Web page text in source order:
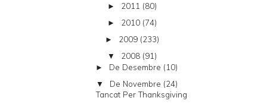
► 2011 (80)
► 2010 (74)
► 2009 (233)
▼ 2008 (91)
► De Desembre (10)
▼ De Novembre (24)
Tancat Per Thanksgiving